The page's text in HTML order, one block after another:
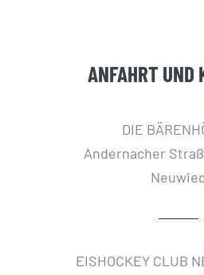
ANFAHRT UND
DIE
Andernacher
EISHOCKEY CLUB